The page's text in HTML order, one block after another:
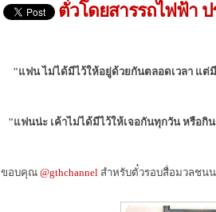
ตั๋วโดยสารรถไฟฟ้า
"แฟน ไม่ได้มีไว้ให้อยู่ด้วยกันตลอดเวลา แต่
"แฟนน่ะ เค้าไม่ได้มีไว้ให้เจอกันทุกวัน หรือกิ
ขอบคุณ @gthchannel สำหรับตั๋วรอบสื่อมวลชน